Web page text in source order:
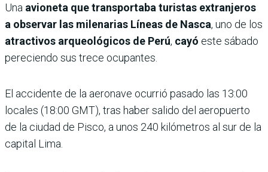
Una avioneta que transportaba turistas extranjeros
a observar las milenarias Líneas de Nasca, uno de los
atractivos arqueológicos de Perú, cayó este sábado
pereciendo sus trece ocupantes.
El accidente de la aeronave ocurrió pasado las 13:00
locales (18:00 GMT), tras haber salido del aeropuerto
de la ciudad de Pisco, a unos 240 kilómetros al sur de la
capital Lima.